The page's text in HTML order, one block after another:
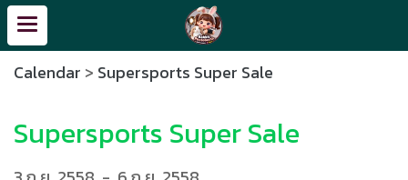
Calendar > Supersports Super Sale
Supersports Super Sale